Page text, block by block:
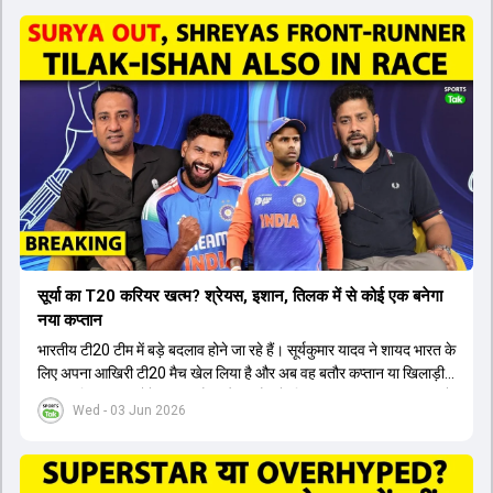
Wed - 03 Jun 2026
सूर्या का T20 करियर खत्म? श्रेयस, इशान, तिलक में से कोई एक बनेगा
नया कप्तान
भारतीय टी20 टीम में बड़े बदलाव होने जा रहे हैं। सूर्यकुमार यादव ने शायद भारत के
लिए अपना आखिरी टी20 मैच खेल लिया है और अब वह बतौर कप्तान या खिलाड़ी
टीम का हिस्सा नहीं होंगे। आयरलैंड और इंग्लैंड के खिलाफ आगामी टी20 सीरीज के
लिए नए कप्तान की तलाश जारी है। इस रेस में श्रेयस अय्यर सबसे आगे चल रहे
पटेल इस रेस में काफी पीछे हैं, जबकि संजू सैमसन और रजत पाटीदार कप्तानी की
दौड़ से बाहर हैं। आगामी सीरीज के लिए वैभव सूर्यवंशी को तीसरे ओपनर के तौर पर